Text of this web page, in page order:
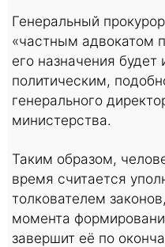
Генеральный
«частным адвокатом
его назначения будет
политическим,
генерального
министерства.
Таким образом,
время считается
толкователем
момента
завершит её по